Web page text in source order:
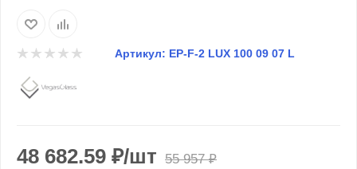
Артикул: EP-F-2 LUX 100 09 07 L
48 682.59 ₽/шт 55 957₽